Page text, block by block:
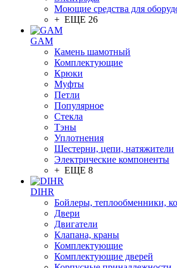
Моющие средства для
+ ЕЩЕ 26
GAM
Камень шамотный
Комплектующие
Крюки
Муфты
Петли
Популярное
Стекла
Тэны
Уплотнения
Шестерни, цепи, натяжители
Электрические компоненты
+ ЕЩЕ 8
DIHR
Бойлеры, теплообменники,
Двери
Двигатели
Клапана, краны
Комплектующие
Комплектующие дверей